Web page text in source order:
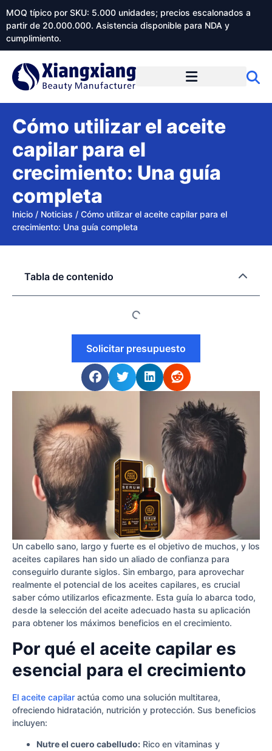
MOQ típico por SKU: 5.000 unidades; precios escalonados a
partir de 20.000.000. Asistencia disponible para NDA y
cumplimiento.
Cómo utilizar el aceite
capilar para el
crecimiento: Una guía
completa
Inicio / Noticias / Cómo utilizar el aceite capilar para el
crecimiento: Una guía completa
Un cabello sano, largo y fuerte es el objetivo de muchos, y los
aceites capilares han sido un aliado de confianza para
conseguirlo durante siglos. Sin embargo, para aprovechar
realmente el potencial de los aceites capilares, es crucial
saber cómo utilizarlos eficazmente. Esta guía lo abarca todo,
desde la selección del aceite adecuado hasta su aplicación
para obtener los máximos beneficios en el crecimiento.
Por qué el aceite capilar es
esencial para el crecimiento
El aceite capilar actúa como una solución multitarea,
ofreciendo hidratación, nutrición y protección. Sus beneficios
incluyen:
Nutre el cuero cabelludo: Rico en vitaminas y
Tabla de contenido
Solicitar presupuesto